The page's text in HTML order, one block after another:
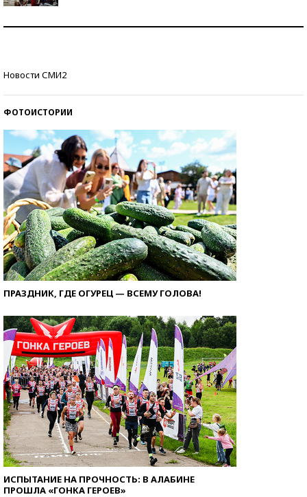
Новости СМИ2
ФОТОИСТОРИИ
ПРАЗДНИК, ГДЕ ОГУРЕЦ — ВСЕМУ ГОЛОВА!
ИСПЫТАНИЕ НА ПРОЧНОСТЬ: В АЛАБИНЕ
ПРОШЛА «ГОНКА ГЕРОЕВ»